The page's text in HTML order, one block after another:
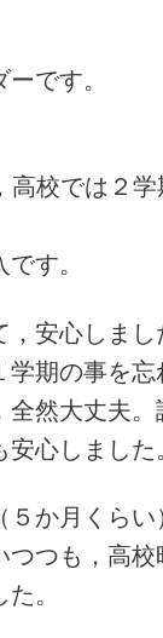
です。
高校では２
す。
，安心しまし
期の事を
然大丈夫
安心しました
５か月くらい
つも，高
。